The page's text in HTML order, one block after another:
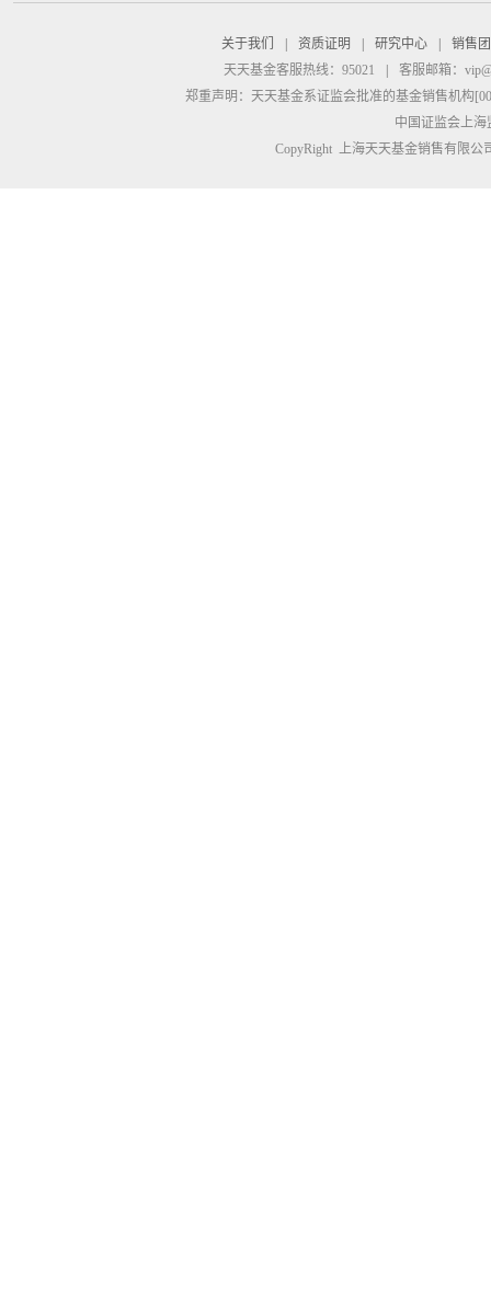
关于我们 资质证明 研究中心
销售
天天基金客服热线：95021
客服邮箱：
郑重声明： 天天基金系证监会批准的基金销售机构
中国证监会上
CopyRight 上海天天基金销售有限